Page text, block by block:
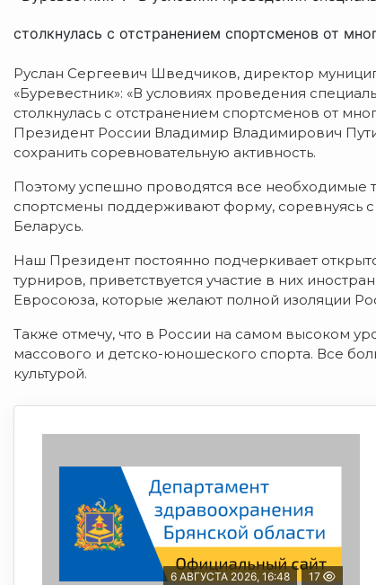
столкнулась с отстранением спортсменов от
Руслан Сергеевич Шведчиков, директор
«Буревестник»: «В условиях проведения
столкнулась с отстранением спортсменов от
Президент России Владимир Владимирович
сохранить соревновательную активность.
Поэтому успешно проводятся все необходимые
спортсмены поддерживают форму, соревнуясь с
Беларусь.
Наш Президент постоянно подчеркивает
турниров, приветствуется участие в них
Евросоюза, которые желают полной изоляции
Также отмечу, что в России на самом высоком
массового и детско-юношеского спорта. Все
культурой.
6 АВГУСТА 2026, 16:48 17